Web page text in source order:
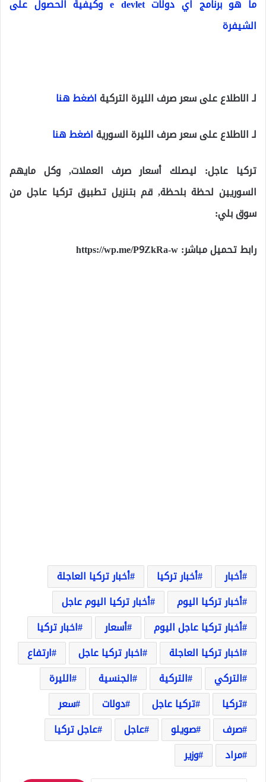
ما هو برنامج اي دولات e devlet وكيفية الحصول على
الشيفرة
لـ الاطلاع على سعر صرف الليرة التركيةاضغط هنا
لـ الاطلاع على سعر صرف الليرة السوريةاضغط هنا
تركيا عاجل: ليصلك أسعار صرف العملات, وكل مايهم
السوريين لحظة بلحظة, قم بتنزيل تطبيق تركيا عاجل من
سوق بلي:
رابط تحميل مباشر:https://wp.me/P9ZkRa-w
أخبار أخبار تركيا
أخبار تركيا العاجلة
أخبار تركيا اليوم
أخبار تركيا اليوم عاجل
أخبار تركيا عاجل اليوم
أسعار
اخبار تركيا
اخبار تركيا العاجلة
اخبار تركيا عاجل
ارتفاع
التركي
التركية الجنسية
الليرة
تركيا
تركيا عاجل دولات
سعر
صرف
صويلو عاجل
عاجل تركيا
مراد
وزير